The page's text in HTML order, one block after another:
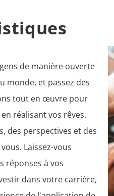
de manière ouverte
monde, et passez des
tout en œuvre pour
réalisant vos rêves.
des perspectives et des
Laissez-vous
réponses à vos
dans votre carrière,